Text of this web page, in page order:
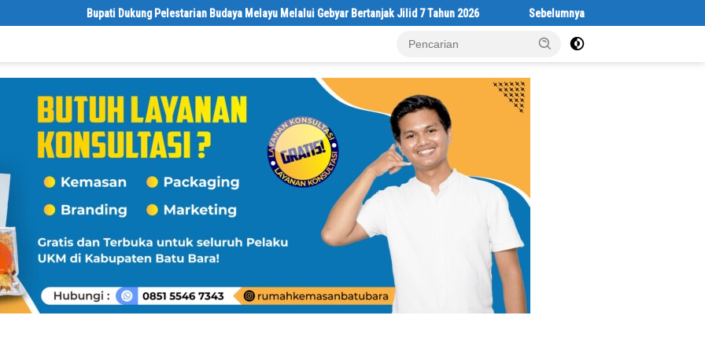
Bupati Dukung Pelestarian Budaya Melayu Melalui Gebyar Bertanjak Jilid 7 Tahun 2026 Sebelumnya Berlantaikan Tanah Beralaskan